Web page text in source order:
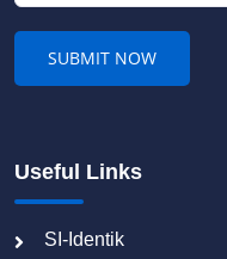
Useful Links
SI-Identik